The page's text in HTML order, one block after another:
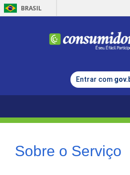
BRASIL
Entrar com
Sobre o Serviço